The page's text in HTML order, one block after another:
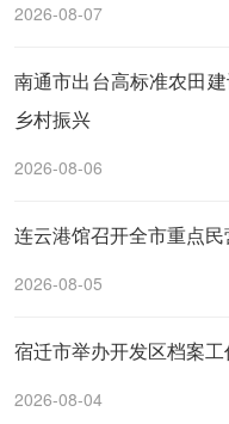
2026-08-07
南通市出台高标准农田
乡村振兴
2026-08-06
连云港馆召开全市重点
2026-08-05
宿迁市举办开发区档案
2026-08-04